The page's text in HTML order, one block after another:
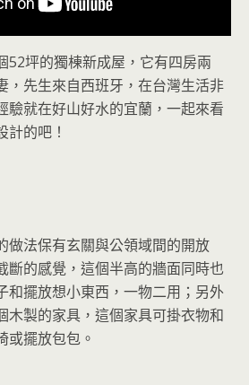
52坪的獨棟新成屋，它有四房兩
，先生來自西班牙，在台灣生活非
驗就在好山好水的宜蘭，一起來看
計的吧！
做法保有玄關與公領域間的開放
斷的感覺，這個半高的牆面同時也
和擺放想小東西，一物二用；另外
木製的家具，這個家具可掛衣物和
或擺放包包。